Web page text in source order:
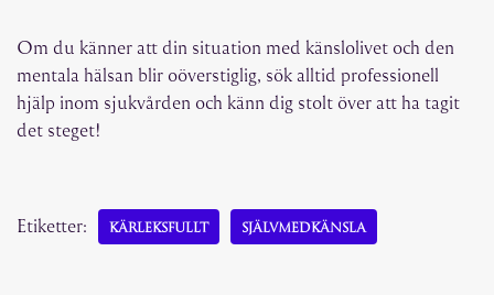
Om du känner att din situation med känslolivet och den
mentala hälsan blir oöverstiglig, sök alltid professionell
hjälp inom sjukvården och känn dig stolt över att ha tagit
det steget!
Etiketter: KÄRLEKSFULLT SJÄLVMEDKÄNSLA